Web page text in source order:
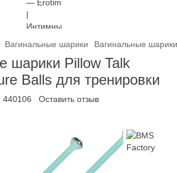
Вагинальные шарики Вагинальные
шарики Pillow Talk
Balls для тренировки
440106 Оставить отзыв